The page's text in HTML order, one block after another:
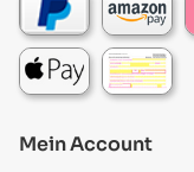
Mein Account